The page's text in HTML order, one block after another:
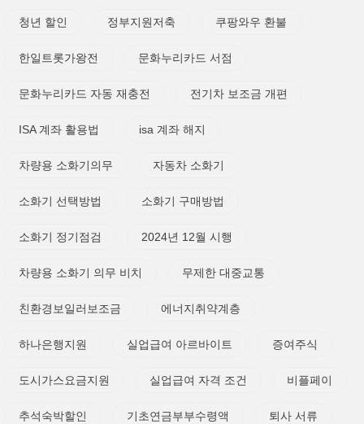
청년 할인 정부지원저축 쿠팡와우 환불
한일트롯가왕전 문화누리카드 서점
문화누리카드 자동 재충전 전기차 보조금 개편
ISA 계좌 활용법 isa 계좌 해지
차량용 소화기의무 자동차 소화기
소화기 선택방법 소화기 구매방법
소화기 정기점검 2024년 12월 시행
차량용 소화기 의무 비치 무제한 대중교통
친환경보일러보조금 에너지취약계층
하나은행지원 실업급여 아르바이트 증여주식
도시가스요금지원 실업급여 자격 조건 비플페이
추석숙박할인 기초연금부부수령액 퇴사 서류